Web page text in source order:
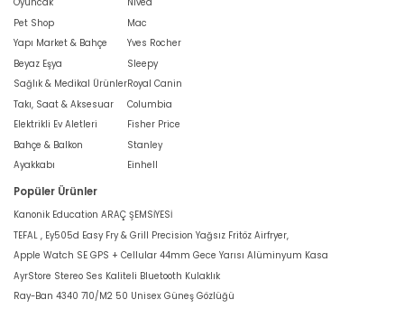
Oyuncak
Pet Shop
Yapı Market & Bahçe
Beyaz Eşya
Sağlık & Medikal Ürünler
Takı, Saat & Aksesuar
Elektrikli Ev Aletleri
Bahçe & Balkon
Ayakkabı
Nivea
Mac
Yves Rocher
Sleepy
Royal Canin
Columbia
Fisher Price
Stanley
Einhell
Popüler Ürünler
Kanonik Education ARAÇ ŞEMSİYESİ
TEFAL , Ey505d Easy Fry & Grill Precision Yağsız Fritöz Airfryer,
Apple Watch SE GPS + Cellular 44mm Gece Yarısı Alüminyum Kasa
AyrStore Stereo Ses Kaliteli Bluetooth Kulaklık
Ray-Ban 4340 710/M2 50 Unisex Güneş Gözlüğü